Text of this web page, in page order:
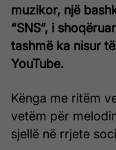
muzikor, një
“SNS”, i
tashmë ka nisur
YouTube.
Kënga me ritëm
vetëm për
sjellë në rrjete